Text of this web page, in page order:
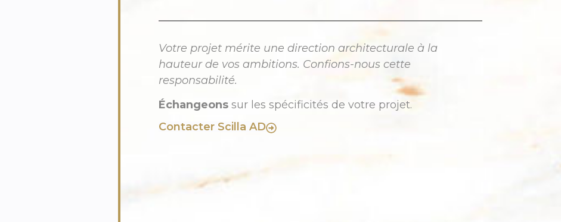
Votre projet mérite une direction architecturale à la
hauteur de vos ambitions. Confions-nous cette
responsabilité.
Échangeonssur les spécificités de votre projet.
Contacter Scilla AD